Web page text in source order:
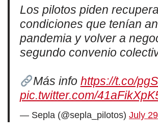
Los pilotos piden
condiciones que tenían
pandemia y volver a
segundo convenio
Más info https://t.co/
pic.twitter.com/
— Sepla (@sepla_pilotos) July